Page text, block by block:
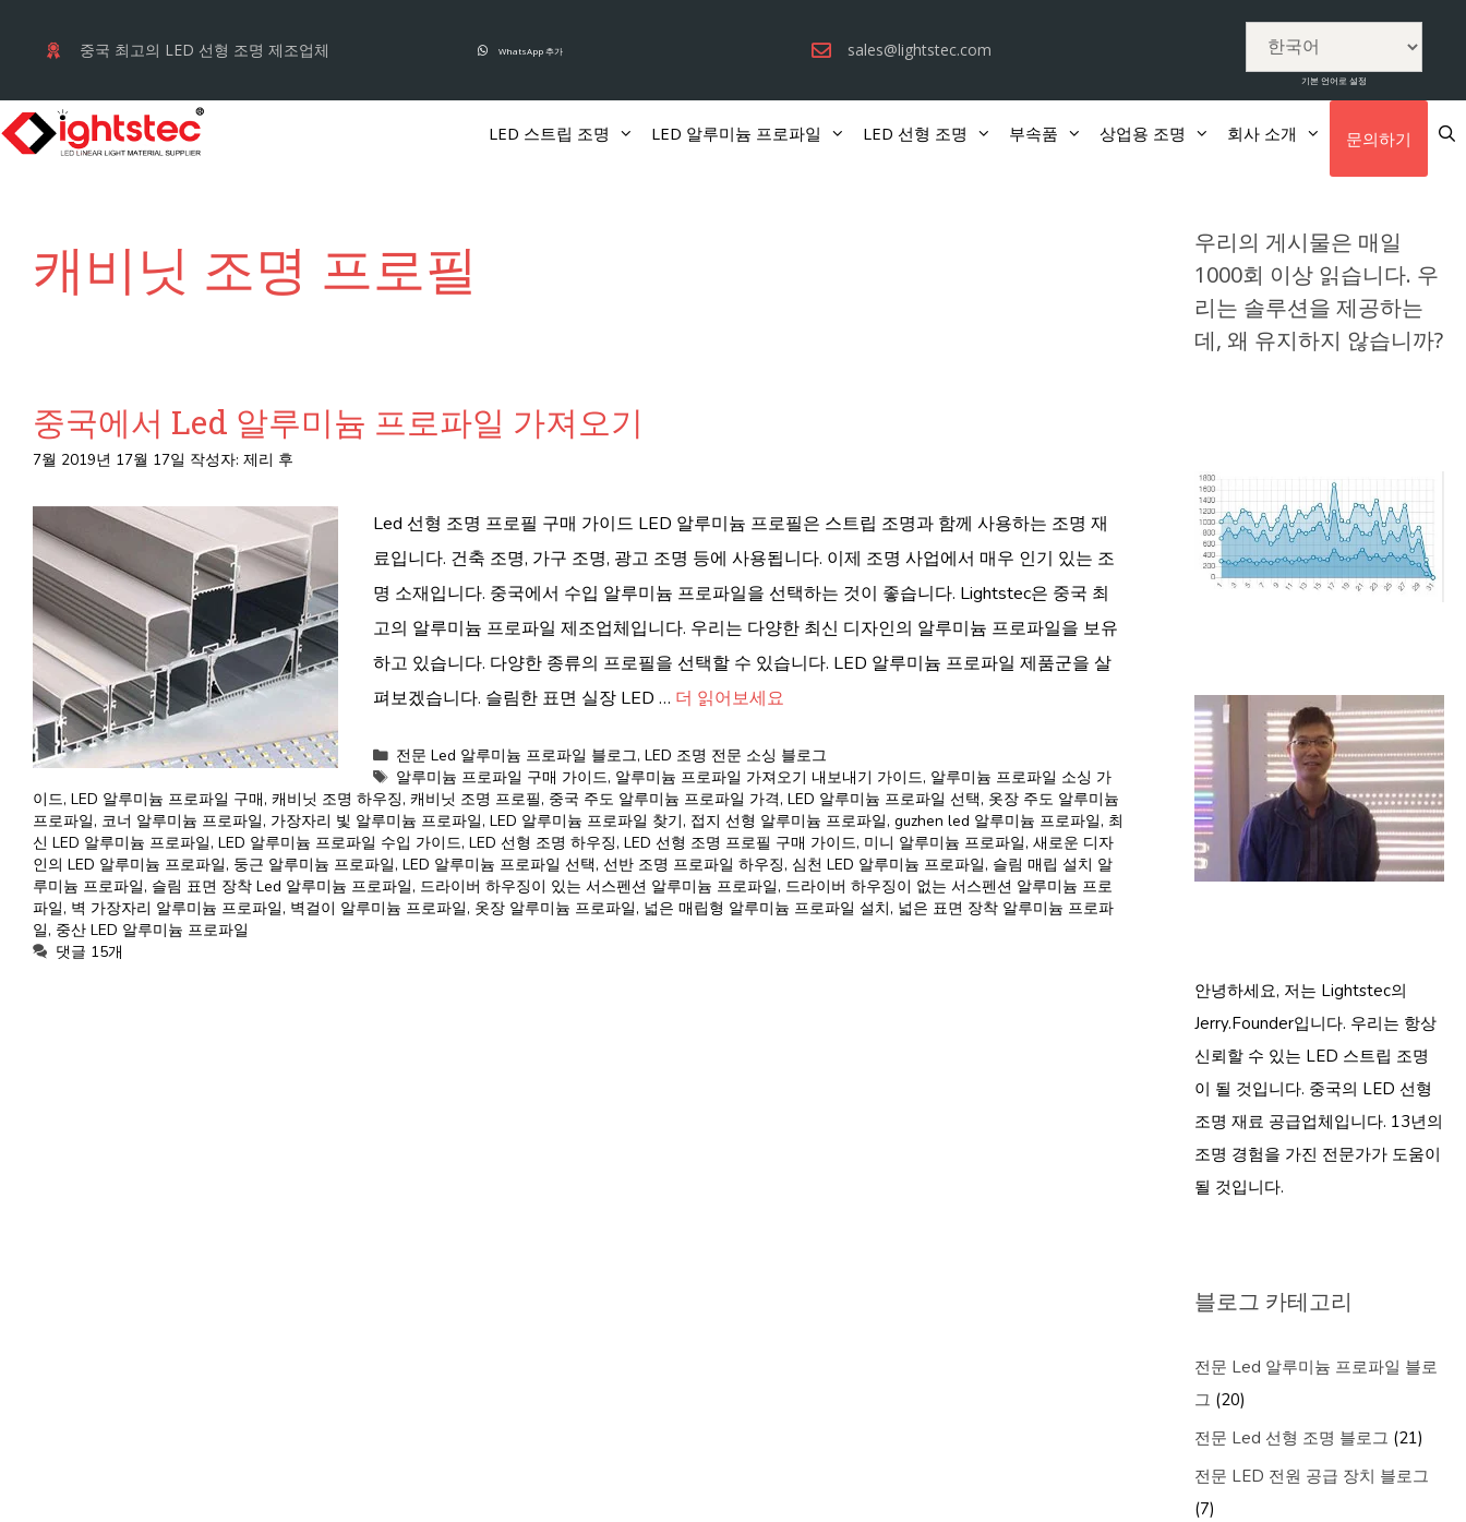
로
건
중국 최고의 LED 선형 조명 제조업체 WhatsApp 추가 sales@lightstec.com
기본 언어로 설정
LED 스트립 조명 LED 알루미늄 프로파일 LED 선형 조명 부속품 상업용 조명 회사 소개 문의하기
캐비닛 조명 프로필
중국에서 Led 알루미늄 프로파일 가져오기
7월 2019년 17월 17일 작성자: 제리 후
Led 선형 조명 프로필 구매 가이드 LED 알루미늄 프로필은 스트립 조명과 함께 사용하는 조명 재
료입니다. 건축 조명, 가구 조명, 광고 조명 등에 사용됩니다. 이제 조명 사업에서 매우 인기 있는 조
명 소재입니다. 중국에서 수입 알루미늄 프로파일을 선택하는 것이 좋습니다. Lightstec은 중국 최
고의 알루미늄 프로파일 제조업체입니다. 우리는 다양한 최신 디자인의 알루미늄 프로파일을 보유
하고 있습니다. 다양한 종류의 프로필을 선택할 수 있습니다. LED 알루미늄 프로파일 제품군을 살
펴보겠습니다. 슬림한 표면 실장 LED … 더 읽어보세요
카
테
고
리
전문 Led 알루미늄 프로파일 블로그,LED 조명 전문 소싱 블로그
태
그
알루미늄 프로파일 구매 가이드, 알루미늄 프로파일 가져오기 내보내기 가이드, 알루미늄 프로파일 소싱 가
이드, LED 알루미늄 프로파일 구매, 캐비닛 조명 하우징, 캐비닛 조명 프로필, 중국 주도 알루미늄 프로파일 가격, LED 알루미늄 프로파일 선택, 옷장 주도 알루미늄
프로파일, 코너 알루미늄 프로파일, 가장자리 빛 알루미늄 프로파일, LED 알루미늄 프로파일 찾기, 접지 선형 알루미늄 프로파일, guzhen led 알루미늄 프로파일, 최
신 LED 알루미늄 프로파일, LED 알루미늄 프로파일 수입 가이드, LED 선형 조명 하우징, LED 선형 조명 프로필 구매 가이드, 미니 알루미늄 프로파일, 새로운 디자
인의 LED 알루미늄 프로파일, 둥근 알루미늄 프로파일, LED 알루미늄 프로파일 선택, 선반 조명 프로파일 하우징, 심천 LED 알루미늄 프로파일, 슬림 매립 설치 알
루미늄 프로파일, 슬림 표면 장착 Led 알루미늄 프로파일, 드라이버 하우징이 있는 서스펜션 알루미늄 프로파일, 드라이버 하우징이 없는 서스펜션 알루미늄 프로
파일, 벽 가장자리 알루미늄 프로파일, 벽걸이 알루미늄 프로파일, 옷장 알루미늄 프로파일, 넓은 매립형 알루미늄 프로파일 설치, 넓은 표면 장착 알루미늄 프로파
일, 중산 LED 알루미늄 프로파일
댓글 15개
우리의 게시물은 매일
1000회 이상 읽습니다. 우
리는 솔루션을 제공하는
데, 왜 유지하지 않습니까?
안녕하세요, 저는 Lightstec의
Jerry.Founder입니다. 우리는 항상
신뢰할 수 있는 LED 스트립 조명
이 될 것입니다. 중국의 LED 선형
조명 재료 공급업체입니다. 13년의
조명 경험을 가진 전문가가 도움이
될 것입니다.
블로그 카테고리
전문 Led 알루미늄 프로파일 블로
그 (20)
전문 Led 선형 조명 블로그 (21)
전문 LED 전원 공급 장치 블로그
(7)